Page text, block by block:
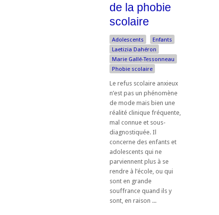
de la phobie
scolaire
Adolescents
Enfants
Laetizia Dahéron
Marie Gallé-Tessonneau
Phobie scolaire
Le refus scolaire anxieux
n’est pas un phénomène
de mode mais bien une
réalité clinique fréquente,
mal connue et sous-
diagnostiquée. Il
concerne des enfants et
adolescents qui ne
parviennent plus à se
rendre à l’école, ou qui
sont en grande
souffrance quand ils y
sont, en raison ...